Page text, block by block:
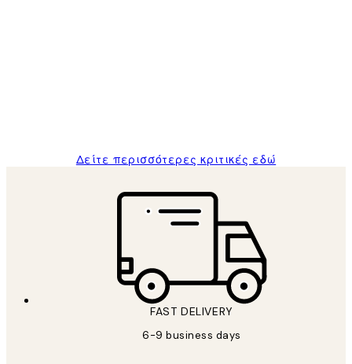
Δείτε περισσότερες κριτικές εδώ
FAST DELIVERY
6-9 business days